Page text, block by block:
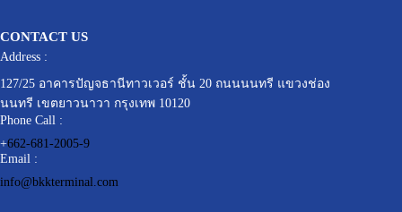
CONTACT US
Address :
127/25 อาคารปัญจธานีทาวเวอร์ ชั้น 20 ถนนนนทรี แขวงช่อง
นนทรี เขตยาวนาวา กรุงเทพ 10120
Phone Call :
+662-681-2005-9
Email :
info@bkkterminal.com